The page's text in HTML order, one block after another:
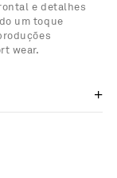
e detalhes
um toque
wear.